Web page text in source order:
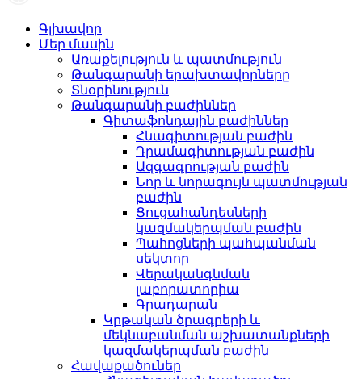
Գլխավոր
Մեր մասին
Առաքելություն և պատմություն
Թանգարանի երախտավորները
Տնօրինություն
Թանգարանի բաժիններ
Գիտաֆոնդային բաժիններ
Հնագիտության բաժին
Դրամագիտության բաժին
Ազգագրության բաժին
Նոր և նորագույն պատմության
բաժին
Ցուցահանդեսների
կազմակերպման բաժին
Պահոցների պահպանման
սեկտոր
Վերականգնման
լաբորատորիա
Գրադարան
Կրթական ծրագրերի և
մեկնաբանման աշխատանքների
կազմակերպման բաժին
Հավաքածուներ